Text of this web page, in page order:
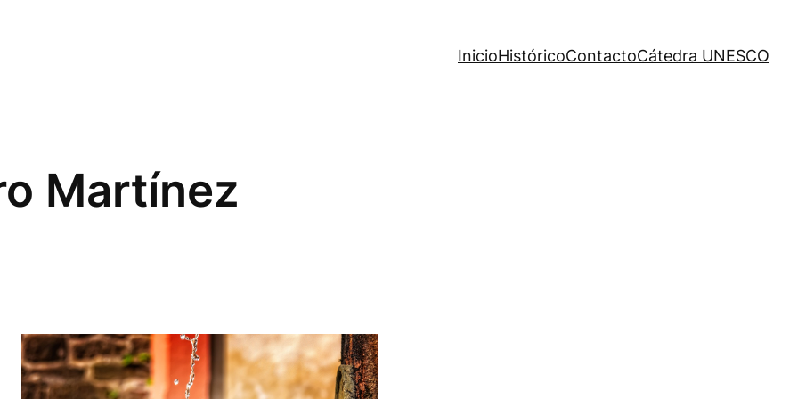
InicioHistóricoContactoCátedra UNESCO
Martínez